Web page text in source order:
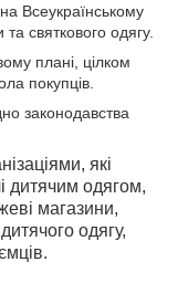
Всеукраїнському
святкового одягу.
плані, цілком
покупців.
законодавства
які
дитячим одягом,
магазини,
одягу,